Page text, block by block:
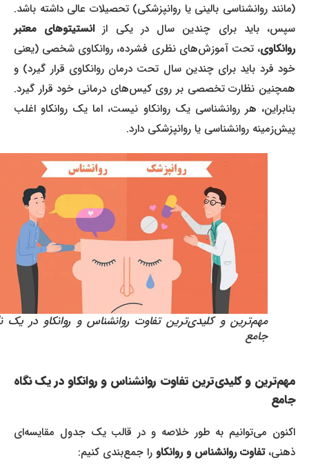
(مانند روانشناسی بالینی یا روانپزشکی) تحصیلات عالی داشته باشد.
سپس، باید برای چندین سال در یکی از انستیتوهای معتبر
روانکاوی، تحت آموزش‌های نظری فشرده، روانکاوی شخصی (یعنی
خود فرد باید برای چندین سال تحت درمان روانکاوی قرار گیرد) و
همچنین نظارت تخصصی بر روی کیس‌های درمانی خود قرار گیرد.
بنابراین، هر روانشناسی یک روانکاو نیست، اما یک روانکاو اغلب
پیش‌زمینه روانشناسی یا روانپزشکی دارد.
مهم‌ترین و کلیدی‌ترین تفاوت روانشناس و روانکاو در یک نگاه
جامع
مهم‌ترین و کلیدی‌ترین تفاوت روانشناس و روانکاو در یک نگاه
جامع
اکنون می‌توانیم به طور خلاصه و در قالب یک جدول مقایسه‌ای
ذهنی،تفاوت روانشناس و روانکاورا جمع‌بندی کنیم: